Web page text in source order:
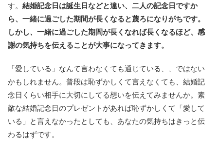
す。 結婚記念日は誕生日などと違い、二人の記念日ですか
ら、一緒に過ごした期間が長くなると蔑ろになりがちです。
しかし、一緒に過ごした期間が長くなれば長くなるほど、感
謝の気持ちを伝えることが大事になってきます。
「愛している」なんて言わなくても通じている、、ではない
かもしれません。普段は恥ずかしくて言えなくても、結婚記
念日くらい相手に大切にしてる想いを伝えてみませんか。素
敵な結婚記念日のプレゼントがあれば恥ずかしくて「愛して
いる」と言えなかったとしても、あなたの気持ちはきっと伝
わるはずです。